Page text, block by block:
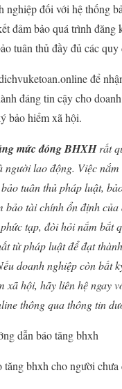
nghiệp đối với hệ thống
đảm bảo quá trình đăng
tuân thủ đầy đủ các
để
đáng tin cậy cho
bảo hiểm xã hội.
mức đóng BHXHrất
người lao động. Việc
tuân thủ pháp luật,
bảo tài chính ổn định
tạp, đòi hỏi nắm bắt
từ pháp luật để đạt
doanh nghiệp còn bất
xã hội, hãy liên hệ ngay
thông qua thông tin
dẫn báo tăng bhxh
tăng bhxh cho người chưa